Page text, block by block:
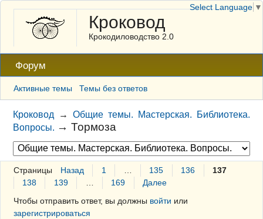
Кроковод
Крокодиловодство 2.0
Форум
Активные темы Темы без ответов
Кроковод →Общие темы. Мастерская. Библиотека.
Вопросы. →Тормоза
Страницы Назад 1 135 136
137
138
139 169
Далее
Чтобы отправить ответ, вы должны войти или
зарегистрироваться
Select Language ▼